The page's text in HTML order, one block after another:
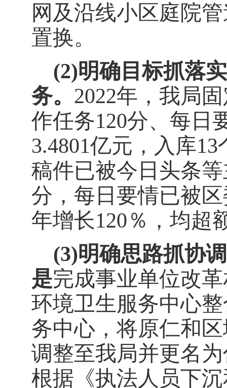
网及沿线小区庭院
置换。
(2)明确目标抓落
务。 2022年，我局
作任务120分、每日
3.4801亿元，入库13
稿件已被今日头条
分，每日要情已被
年增长120％，均超
(3)明确思路抓协
是完成事业单位改
环境卫生服务中心
务中心，将原仁和
调整至我局并更名
根据《执法人员下